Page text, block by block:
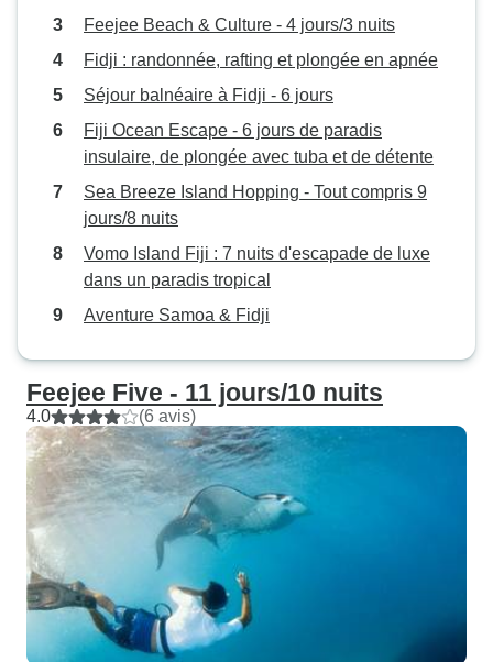
Feejee Beach & Culture - 4 jours/3 nuits
Fidji : randonnée, rafting et plongée en apnée
Séjour balnéaire à Fidji - 6 jours
Fiji Ocean Escape - 6 jours de paradis
insulaire, de plongée avec tuba et de détente
Sea Breeze Island Hopping - Tout compris 9
jours/8 nuits
Vomo Island Fiji : 7 nuits d'escapade de luxe
dans un paradis tropical
Aventure Samoa & Fidji
Feejee Five - 11 jours/10 nuits
4.0 (6 avis)